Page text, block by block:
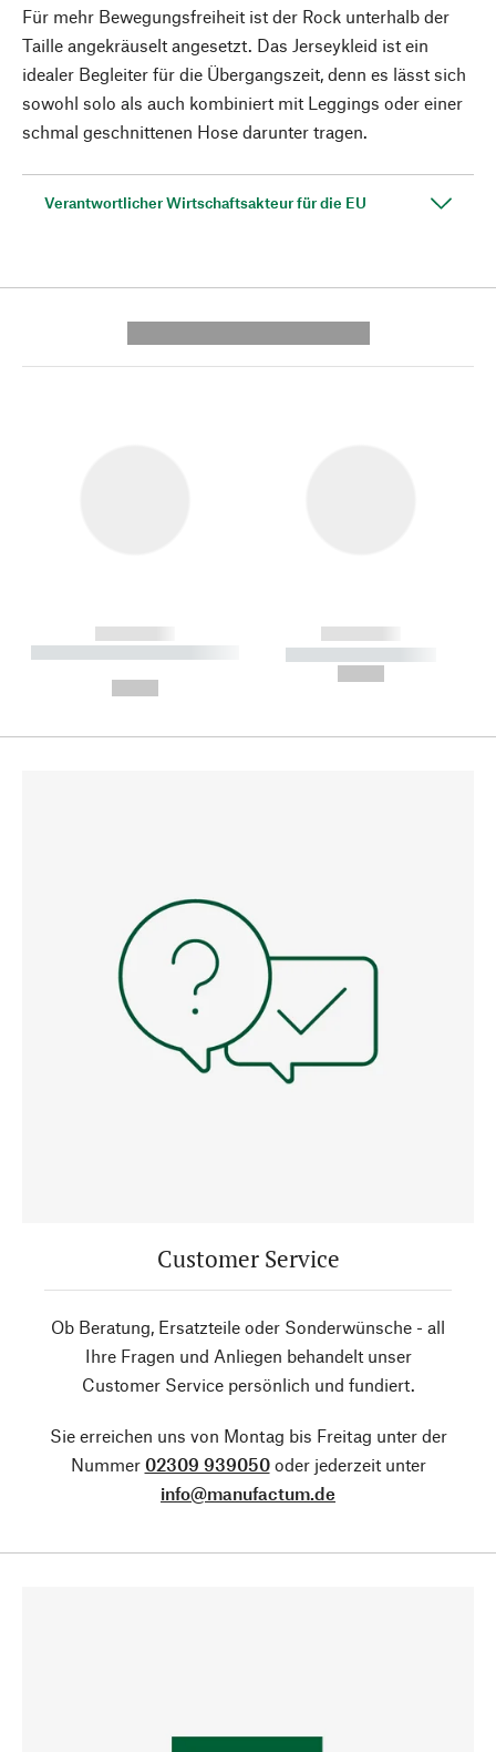
Für mehr Bewegungsfreiheit ist der Rock unterhalb der
Taille angekräuselt angesetzt. Das Jerseykleid ist ein
idealer Begleiter für die Übergangszeit, denn es lässt sich
sowohl solo als auch kombiniert mit Leggings oder einer
schmal geschnittenen Hose darunter tragen.
Verantwortlicher Wirtschaftsakteur für die EU
------------
----------- ----------- --------
------------
----------- -----------
Customer Service
Ob Beratung, Ersatzteile oder Sonderwünsche - all
Ihre Fragen und Anliegen behandelt unser
Customer Service persönlich und fundiert.
Sie erreichen uns von Montag bis Freitag unter der
Nummer 02309 939050oder jederzeit unter
info@manufactum.de